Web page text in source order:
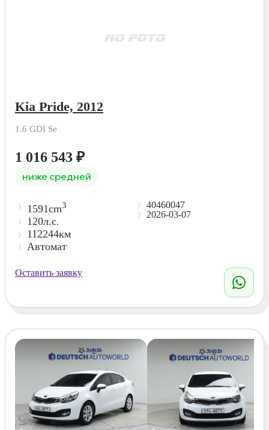
Kia Pride, 2012
1.6 GDI Se
1 016 543 ₽
ниже средней
1591cm3
120л.с.
112244км
Автомат
40460047
2026-03-07
Оставить заявку